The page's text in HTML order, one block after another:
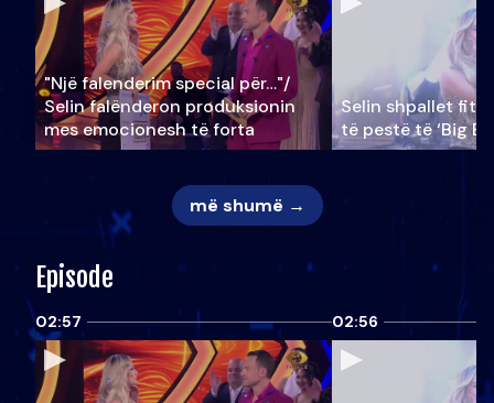
"Një falenderim special për…"/
Selin falënderon produksionin
mes emocionesh të forta
Selin shpallet
të pestë të ‘Big
më shumë →
Episode
02:57 02:56